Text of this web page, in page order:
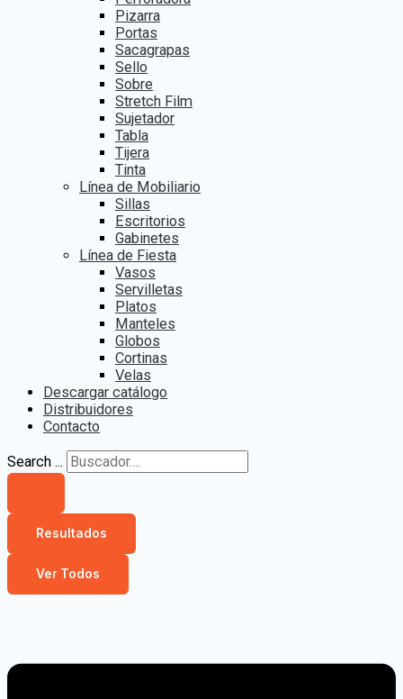
Pizarra
Portas
Sacagrapas
Sello
Sobre
Stretch Film
Sujetador
Tabla
Tijera
Tinta
Línea de Mobiliario
Sillas
Escritorios
Gabinetes
Línea de Fiesta
Vasos
Servilletas
Platos
Manteles
Globos
Cortinas
Velas
Descargar catálogo
Distribuidores
Contacto
Search ...
Resultados
Ver Todos